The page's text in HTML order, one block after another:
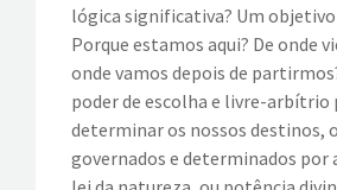
VÍDEOS
CONTATOS
lógica significativa? Um objetivo
Porque estamos aqui? De onde
onde vamos depois de
poder de escolha e livre-arbítrio
determinar os nossos destinos,
governados e determinados por